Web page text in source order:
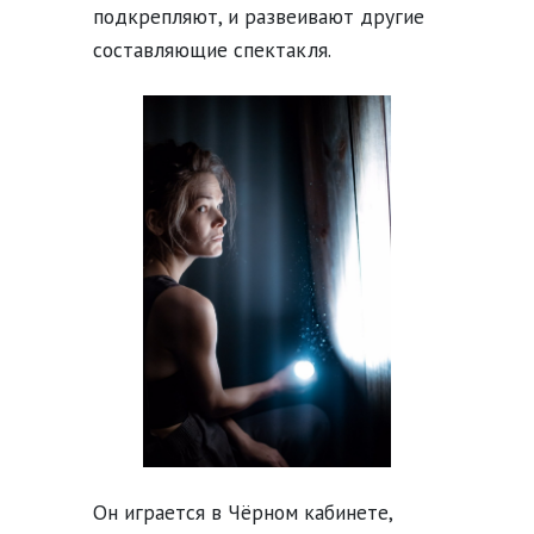
подкрепляют, и развеивают другие
составляющие спектакля.
Он играется в Чёрном кабинете,